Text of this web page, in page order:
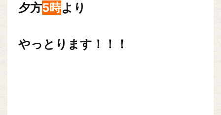
夕方5時より
やっとります！！！